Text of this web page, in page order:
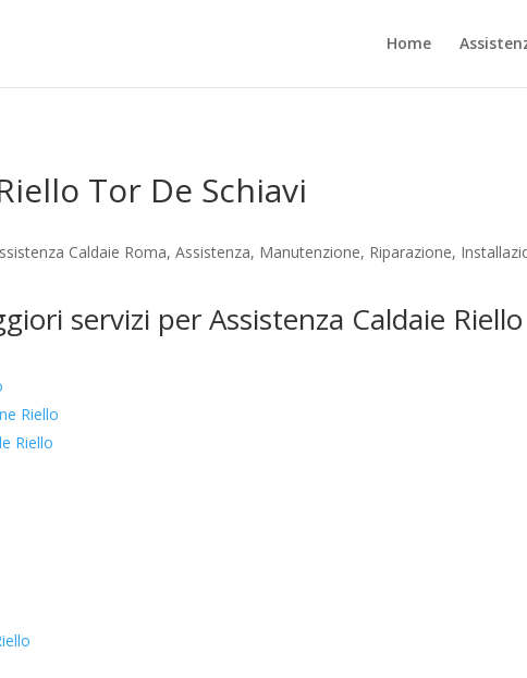
Home
Tor De Schiavi
Caldaie Roma, Assistenza, Manutenzione, Riparazione,
servizi per Assistenza Caldaie
Riello
Riello